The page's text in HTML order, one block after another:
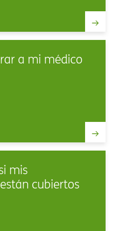
a mi médico
mis
cubiertos​​